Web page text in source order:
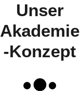
Unser
Akademie
-Konzept